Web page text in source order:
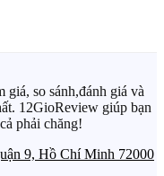
giá, so sánh,đánh giá và
12GioReview giúp bạn
phải chăng!
9, Hồ Chí Minh 72000